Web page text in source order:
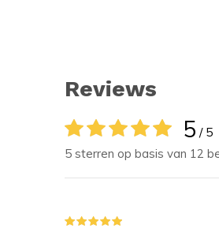
Reviews
5 / 5
5 sterren op basis van 12